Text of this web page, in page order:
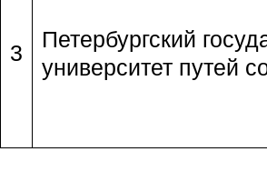
3
Петербургский
университет путей